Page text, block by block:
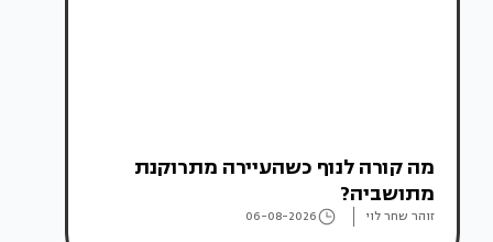
מה קורה לנוף כשהעיירה מתרוקנת
מתושביה?
זוהר שחר לוי 06-08-2026